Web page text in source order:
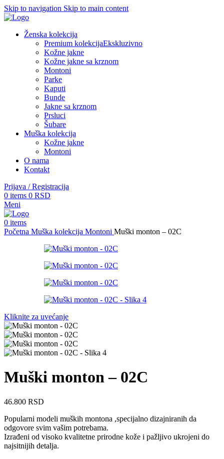
Skip to navigation Skip to main content
Ženska kolekcija
Premium kolekcijaEkskluzivno
Kožne jakne
Kožne jakne sa krznom
Montoni
Parke
Kaputi
Bunde
Jakne sa krznom
Prsluci
Šubare
Muška kolekcija
Kožne jakne
Montoni
O nama
Kontakt
Prijava / Registracija
0 items 0 RSD
Meni
0 items
Početna Muška kolekcija Montoni Muški monton – 02C
Kliknite za uvećanje
Muški monton – 02C
46.800 RSD
Popularni modeli muških montona ,specijalno dizajniranih da
odgovore svim vašim potrebama.
Izrađeni od visoko kvalitetne prirodne kože i pažljivo ukrojeni do
najsitnijih detalja.